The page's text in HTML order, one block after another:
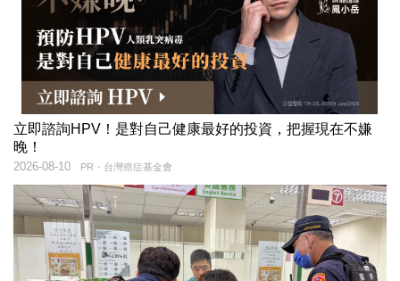
立即諮詢HPV！是對自己健康最好的投資，把握現在不嫌
晚！
PR・台灣癌症基金會
2026-08-10